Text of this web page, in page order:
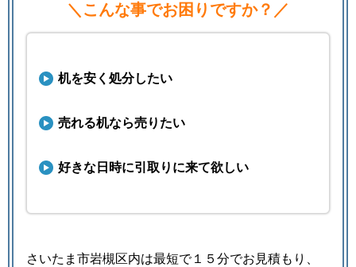
＼こんな事でお困りですか？／
机を安く処分したい
売れる机なら売りたい
好きな日時に引取りに来て欲しい
さいたま市岩槻区内は最短で１５分でお見積もり、